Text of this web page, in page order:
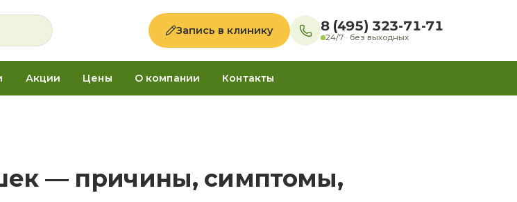
Запись в клинику 8 (495) 323-71-71
24/7 · без выходных
Акции Цены О компании Контакты
— причины, симптомы,